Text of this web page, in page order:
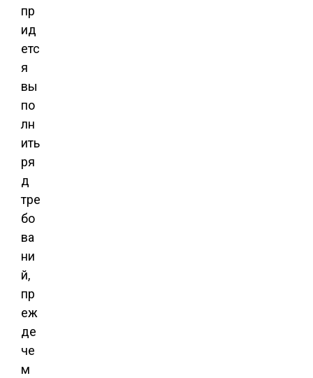
пр
ид
етс
я
вы
по
лн
ить
ря
д
тре
бо
ва
ни
й,
пр
еж
де
че
м